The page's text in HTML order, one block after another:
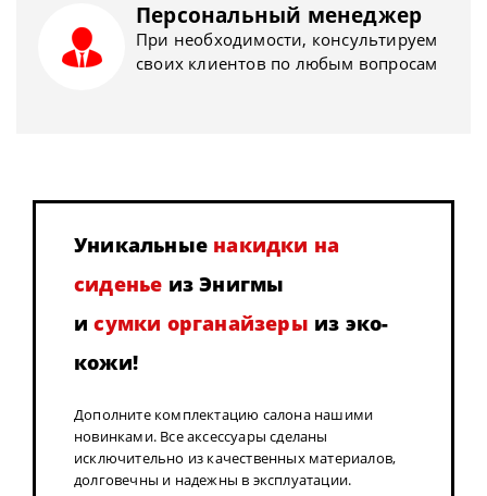
Персональный менеджер
При необходимости, консультируем
своих клиентов по любым вопросам
Уникальные накидки на
сиденье из Энигмы
исумки органайзеры из эко-
кожи!
Дополните комплектацию салона нашими
новинками. Все аксессуары сделаны
исключительно из качественных материалов,
долговечны и надежны в эксплуатации.